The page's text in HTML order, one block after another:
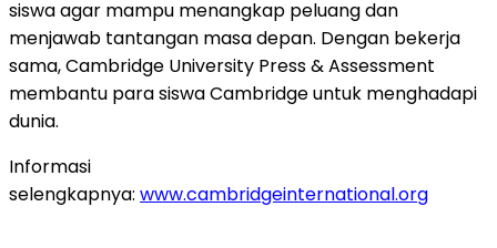
siswa agar mampu menangkap peluang dan
menjawab tantangan masa depan. Dengan bekerja
sama,Cambridge University Press & Assessment
membantu para siswaCambridgeuntuk menghadapi
dunia.
Informasi
selengkapnya: www.cambridgeinternational.org